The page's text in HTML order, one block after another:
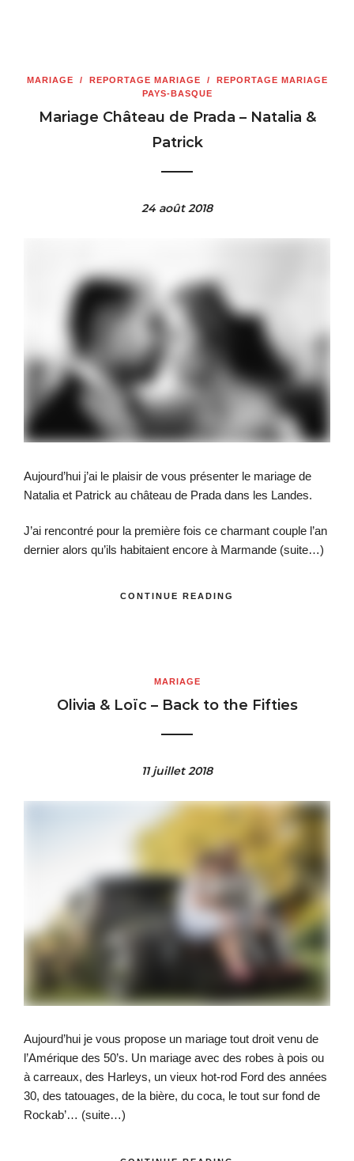
MARIAGE / REPORTAGE MARIAGE / REPORTAGE MARIAGE
PAYS-BASQUE
Mariage Château de Prada – Natalia &
Patrick
24 août 2018
Aujourd’hui j’ai le plaisir de vous présenter le mariage de
Natalia et Patrick au château de Prada dans les Landes.
J’ai rencontré pour la première fois ce charmant couple l’an
dernier alors qu’ils habitaient encore à Marmande (suite…)
CONTINUE READING
MARIAGE
Olivia & Loïc – Back to the Fifties
11 juillet 2018
Aujourd’hui je vous propose un mariage tout droit venu de
l’Amérique des 50’s. Un mariage avec des robes à pois ou
à carreaux, des Harleys, un vieux hot-rod Ford des années
30, des tatouages, de la bière, du coca, le tout sur fond de
Rockab’… (suite…)